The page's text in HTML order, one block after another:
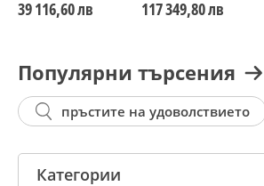
минерални бани.
39 116,60 лв
обл.Варна
117 349,80 лв
Популярни търсения
пръстите на удоволствието
Категории